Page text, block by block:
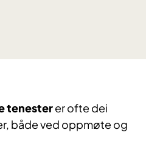
tenesterer ofte dei
både ved oppmøte og